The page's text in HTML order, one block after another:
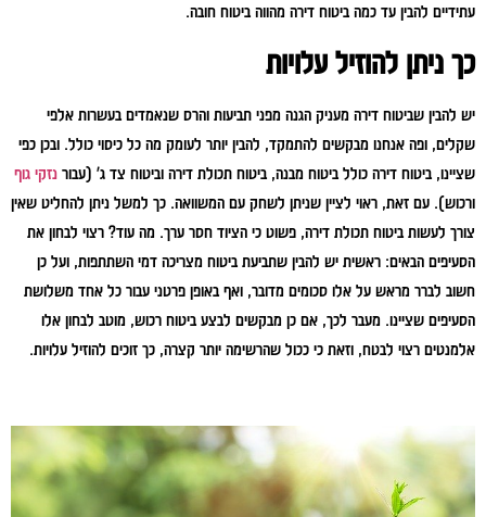
עתידיים להבין עד כמה ביטוח דירה מהווה ביטוח חובה.
כך ניתן להוזיל עלויות
יש להבין שביטוח דירה מעניק הגנה מפני תביעות והרס שנאמדים בעשרות אלפי
שקלים, ופה אנחנו מבקשים להתמקד, להבין יותר לעומק מה כל כיסוי כולל. ובכן כפי
שציינו, ביטוח דירה כולל ביטוח מבנה, ביטוח תכולת דירה וביטוח צד ג' (עבור נזקי גוף
ורכוש). עם זאת, ראוי לציין שניתן לשחק עם המשוואה. כך למשל ניתן להחליט שאין
צורך לעשות ביטוח תכולת דירה, פשוט כי הציוד חסר ערך. מה עוד? רצוי לבחון את
הסעיפים הבאים: ראשית יש להבין שתביעת ביטוח מצריכה דמי השתתפות, ועל כן
חשוב לברר מראש על אלו סכומים מדובר, ואף באופן פרטני עבור כל אחד משלושת
הסעיפים שציינו. מעבר לכך, אם כן מבקשים לבצע ביטוח רכוש, מוטב לבחון אלו
אלמנטים רצוי לבטח, וזאת כי ככול שהרשימה יותר קצרה, כך זוכים להוזיל עלויות.